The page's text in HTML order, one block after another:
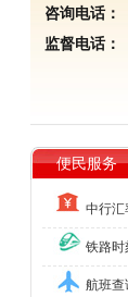
咨询电话：
监督电话：
便民服务
中行汇
铁路时
航班查